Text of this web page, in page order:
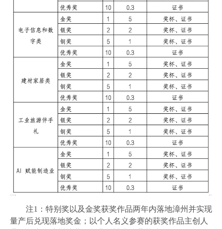
注1：特别奖以及金奖获奖作品两年内落地漳州并实现
量产后兑现落地奖金；以个人名义参赛的获奖作品主创人